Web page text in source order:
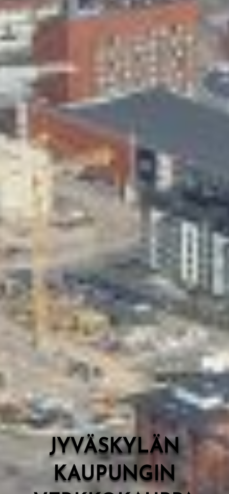
Skeittihalli
Varhaiskasvatus
Ateria- ja välipalamaksut
Mämminiemi
Taideapteekki
Kirjasto
Valon Kaupunki
Lasten Lysti & LystiKylä-festivaali
Ohje
English
JYVÄSKYLÄN
KAUPUNGIN